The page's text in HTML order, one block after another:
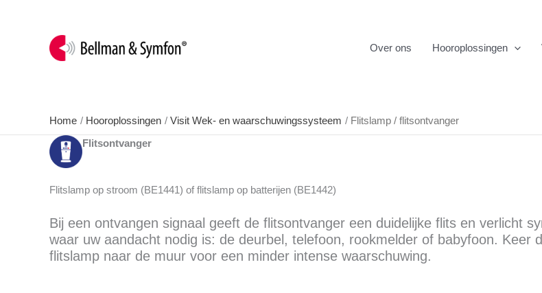
Over ons Hooroplossingen
Home Hooroplossingen Visit Wek- en waarschuwingssysteem
Flitslamp / flitsontvanger
Flitsontvanger
Flitslamp op stroom (BE1441) of flitslamp op batterijen (BE1442)
Bij een ontvangen signaal geeft de flitsontvanger een duidelijke flits en verlicht
waar uw aandacht nodig is: de deurbel, telefoon, rookmelder of babyfoon. Keer
flitslamp naar de muur voor een minder intense waarschuwing.